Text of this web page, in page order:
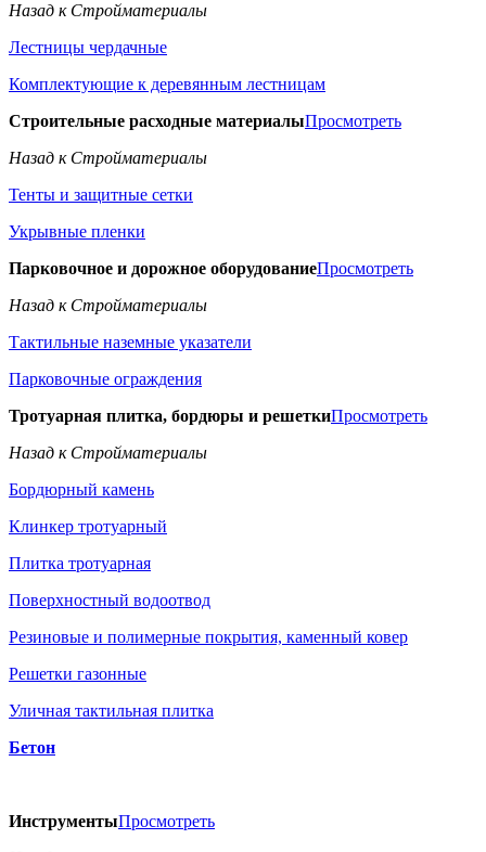
Назад к Стройматериалы
Лестницы чердачные
Комплектующие к деревянным лестницам
Строительные расходные материалыПросмотреть
Назад к Стройматериалы
Тенты и защитные сетки
Укрывные пленки
Парковочное и дорожное оборудованиеПросмотреть
Назад к Стройматериалы
Тактильные наземные указатели
Парковочные ограждения
Тротуарная плитка, бордюры и решеткиПросмотреть
Назад к Стройматериалы
Бордюрный камень
Клинкер тротуарный
Плитка тротуарная
Поверхностный водоотвод
Резиновые и полимерные покрытия, каменный ковер
Решетки газонные
Уличная тактильная плитка
Бетон
ИнструментыПросмотреть